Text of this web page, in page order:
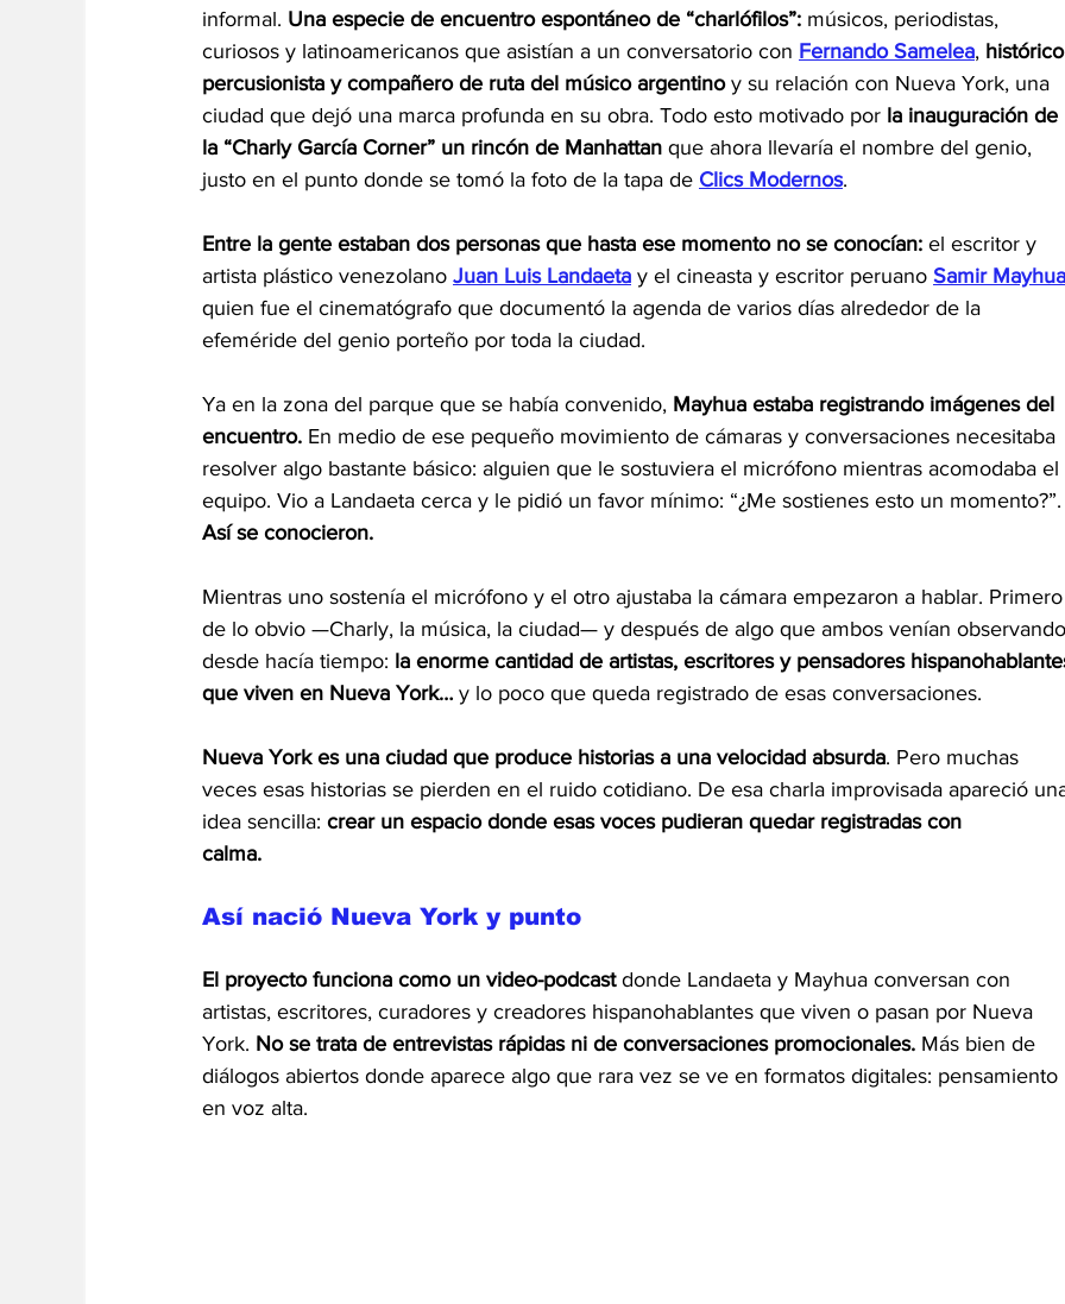
informal. Una especie de encuentro espontáneo de “charlófilos”: músicos, periodistas,
curiosos y latinoamericanos que asistían a un conversatorio con Fernando Samelea,
percusionista y compañero de ruta del músico argentino y su relación con Nueva York, una
ciudad que dejó una marca profunda en su obra. Todo esto motivado por la inauguración de
la “Charly García Corner” un rincón de Manhattan que ahora llevaría el nombre del genio,
justo en el punto donde se tomó la foto de la tapa de Clics Modernos.
Entre la gente estaban dos personas que hasta ese momento no se conocían: el escritor y
artista plástico venezolano Juan Luis Landaeta y el cineasta y escritor peruano Samir Mayhua
quien fue el cinematógrafo que documentó la agenda de varios días alrededor de la
efeméride del genio porteño por toda la ciudad.
Ya en la zona del parque que se había convenido, Mayhua estaba registrando imágenes del
encuentro. En medio de ese pequeño movimiento de cámaras y conversaciones necesitaba
resolver algo bastante básico: alguien que le sostuviera el micrófono mientras acomodaba el
equipo. Vio a Landaeta cerca y le pidió un favor mínimo: “¿Me sostienes esto un
Así se conocieron.
Mientras uno sostenía el micrófono y el otro ajustaba la cámara empezaron a hablar.
de lo obvio —Charly, la música, la ciudad— y después de algo que ambos venían
desde hacía tiempo: la enorme cantidad de artistas, escritores y pensadores
que viven en Nueva York… y lo poco que queda registrado de esas conversaciones.
Nueva York es una ciudad que produce historias a una velocidad absurda. Pero muchas
veces esas historias se pierden en el ruido cotidiano. De esa charla improvisada apareció
idea sencilla: crear un espacio donde esas voces pudieran quedar registradas con
calma.
Así nació Nueva York y punto
El proyecto funciona como un video-podcast donde Landaeta y Mayhua conversan con
artistas, escritores, curadores y creadores hispanohablantes que viven o pasan por Nueva
York. No se trata de entrevistas rápidas ni de conversaciones promocionales. Más bien de
diálogos abiertos donde aparece algo que rara vez se ve en formatos digitales: pensamiento
en voz alta.